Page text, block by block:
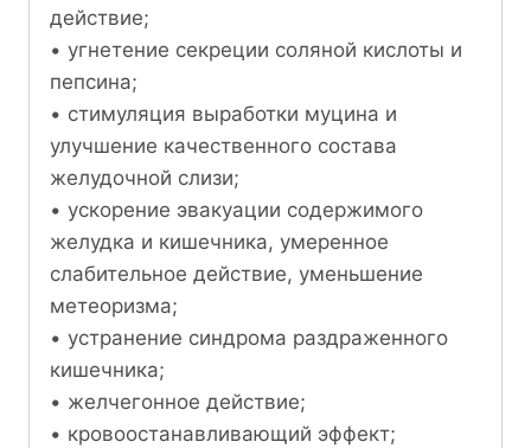
действие;
• угнетение секреции соляной кислоты и
пепсина;
• стимуляция выработки муцина и
улучшение качественного состава
желудочной слизи;
• ускорение эвакуации содержимого
желудка и кишечника, умеренное
слабительное действие, уменьшение
метеоризма;
• устранение синдрома раздраженного
кишечника;
• желчегонное действие;
• кровоостанавливающий эффект;